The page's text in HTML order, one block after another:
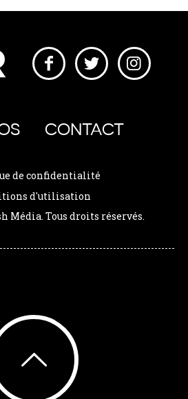
CONTACT
de confidentialité
d'utilisation
Média. Tous droits réservés.